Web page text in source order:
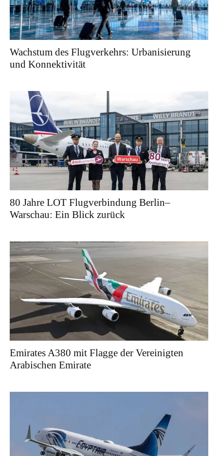
Wachstum des Flugverkehrs: Urbanisierung
und Konnektivität
80 Jahre LOT Flugverbindung Berlin–
Warschau: Ein Blick zurück
Emirates A380 mit Flagge der Vereinigten
Arabischen Emirate